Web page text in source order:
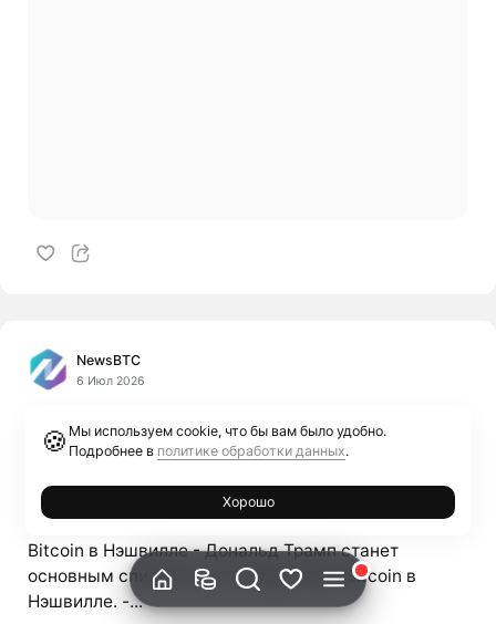
NewsBTC
6 Июл 2026
Бычья
Трамп выступит на Bitcoin-конференции,
выведя крипту в центр кампании
Трамп выступит с ключевой речью на конференции
Bitcoin в Нэшвилле - Дональд Трамп станет
основным спикером на конференции Bitcoin в
Нэшвилле. -...
🍪 Мы используем cookie, что бы вам было удобно.
Подробнее в политике обработки данных.
Хорошо